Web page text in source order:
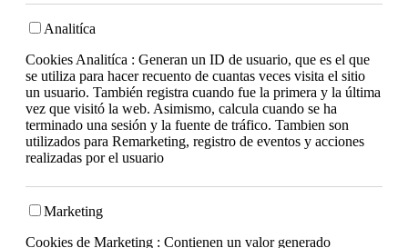
Analitíca
Cookies Analitíca : Generan un ID de usuario, que es el que
se utiliza para hacer recuento de cuantas veces visita el sitio
un usuario. También registra cuando fue la primera y la última
vez que visitó la web. Asimismo, calcula cuando se ha
terminado una sesión y la fuente de tráfico. Tambien son
utilizados para Remarketing, registro de eventos y acciones
realizadas por el usuario
Marketing
Cookies de Marketing : Contienen un valor generado